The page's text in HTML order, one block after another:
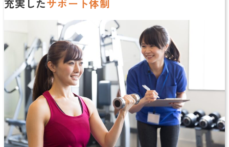
充実したサポート体制